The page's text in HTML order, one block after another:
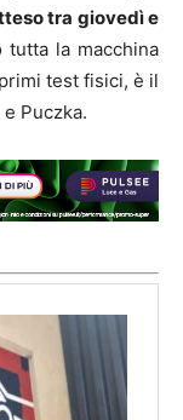
tra giovedì e
tutta la macchina
test fisici, è il
Puczka.